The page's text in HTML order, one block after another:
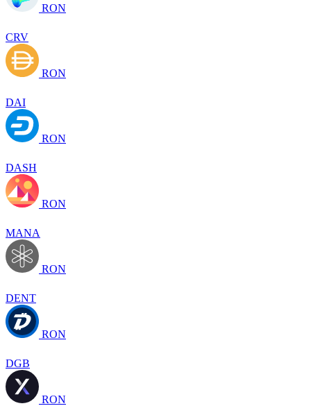
RON
CRV
RON
DAI
RON
DASH
RON
MANA
RON
DENT
RON
DGB
RON